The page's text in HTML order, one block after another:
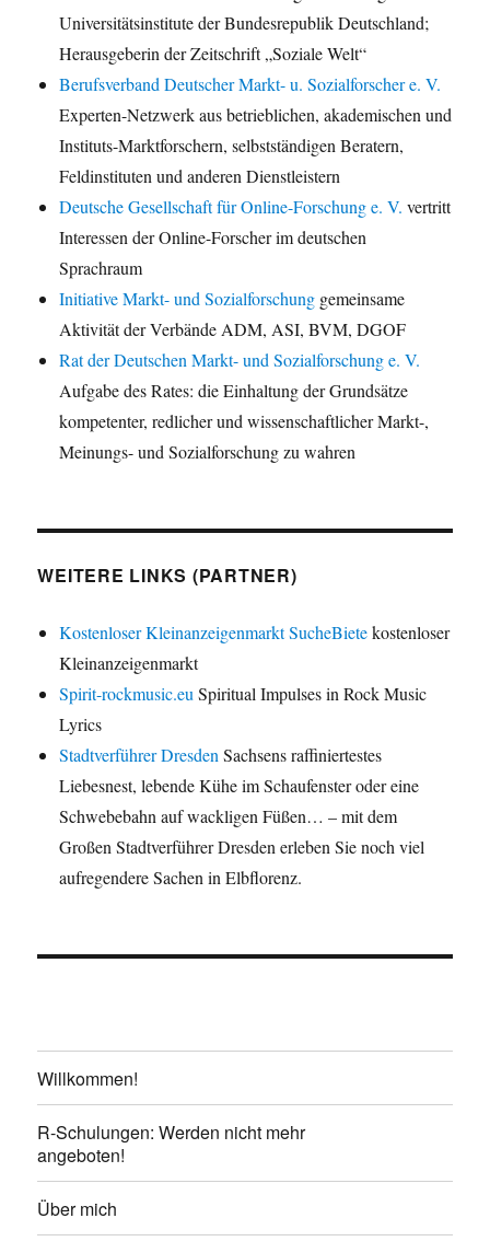
Universitätsinstitute der Bundesrepublik Deutschland;
Herausgeberin der Zeitschrift „Soziale Welt“
Berufsverband Deutscher Markt- u. Sozialforscher e. V.
Experten-Netzwerk aus betrieblichen, akademischen und
Instituts-Marktforschern, selbstständigen Beratern,
Feldinstituten und anderen Dienstleistern
Deutsche Gesellschaft für Online-Forschung e. V. vertritt
Interessen der Online-Forscher im deutschen
Sprachraum
Initiative Markt- und Sozialforschung gemeinsame
Aktivität der Verbände ADM, ASI, BVM, DGOF
Rat der Deutschen Markt- und Sozialforschung e. V.
Aufgabe des Rates: die Einhaltung der Grundsätze
kompetenter, redlicher und wissenschaftlicher Markt-,
Meinungs- und Sozialforschung zu wahren
WEITERE LINKS (PARTNER)
Kostenloser Kleinanzeigenmarkt SucheBietekostenloser
Kleinanzeigenmarkt
Spirit-rockmusic.eu Spiritual Impulses in Rock Music
Lyrics
Stadtverführer Dresden Sachsens raffiniertestes
Liebesnest, lebende Kühe im Schaufenster oder eine
Schwebebahn auf wackligen Füßen… – mit dem
Großen Stadtverführer Dresden erleben Sie noch viel
aufregendere Sachen in Elbflorenz.
Willkommen!
R-Schulungen: Werden nicht mehr
angeboten!
Über mich